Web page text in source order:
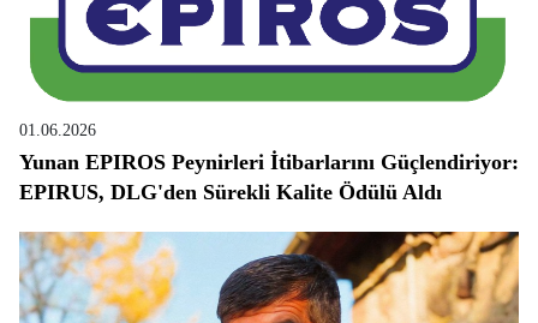
01.06.2026
Yunan EPIROS Peynirleri İtibarlarını Güçlendiriyor:
EPIRUS, DLG'den Sürekli Kalite Ödülü Aldı